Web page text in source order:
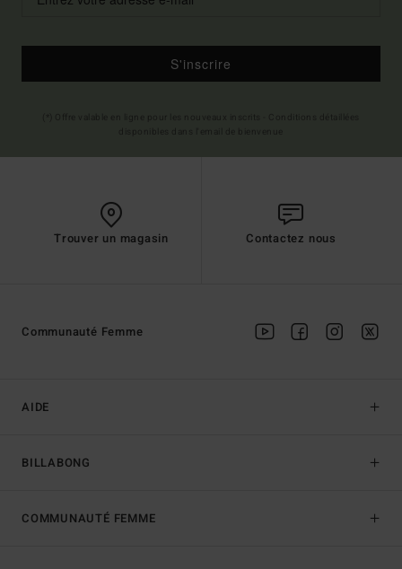
S'inscrire
Trouver un magasin Contactez nous
AIDE
BILLABONG
Communauté Femme
COMMUNAUTÉ FEMME